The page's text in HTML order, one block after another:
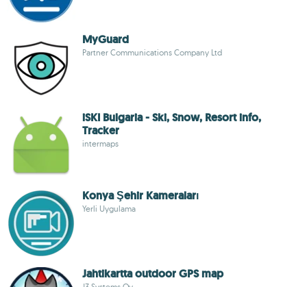
MyGuard
Partner Communications Company Ltd
iSKI Bulgaria - Ski, Snow, Resort info,
Tracker
intermaps
Konya Şehir Kameraları
Yerli Uygulama
Jahtikartta outdoor GPS map